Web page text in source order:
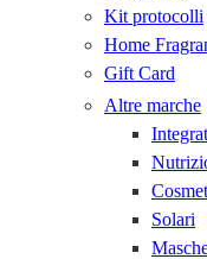
Kit protocolli
Home
Gift Card
Altre marche
Solari